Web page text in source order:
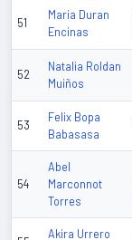
51
Maria Duran
Encinas
52
Natalia Roldan
Muiños
53
Felix Bopa
Babasasa
54
Abel
Marconnot
Torres
Akira Urrero